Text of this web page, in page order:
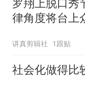
律角度将台上
讲真剪辑社 1跟贴
社会化做得比